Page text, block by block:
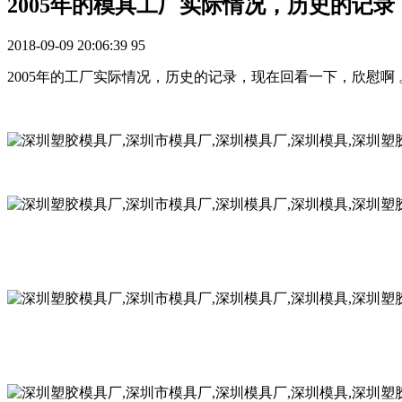
2005年的模具工厂实际情况，历史的记录
2018-09-09 20:06:39 95
2005年的工厂实际情况，历史的记录，现在回看一下，欣慰啊